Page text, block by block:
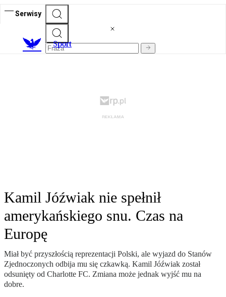
Serwisy
Sport
Kamil Jóźwiak nie spełnił
amerykańskiego snu. Czas na
Europę
Miał być przyszłością reprezentacji Polski, ale wyjazd do Stanów
Zjednoczonych odbija mu się czkawką. Kamil Jóźwiak został
odsunięty od Charlotte FC. Zmiana może jednak wyjść mu na
dobre.